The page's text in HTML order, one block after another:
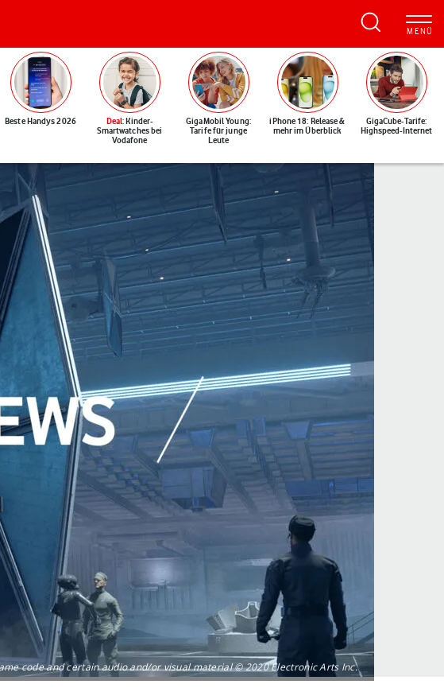
Beste Handys 2026 Deal: Kinder-
Smartwatches bei
Vodafone
GigaMobil Young:
Tarife für junge
Leute
iPhone 18: Release &
mehr im Überblick
GigaCube-Tarife:
Highspeed-Internet
code and certain audio and/or visual material © 2020 Electronic Arts Inc.